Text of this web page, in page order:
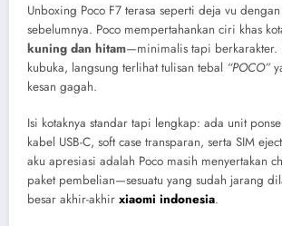
Unboxing Poco F7 terasa seperti deja vu
sebelumnya. Poco mempertahankan ciri khas
kuning dan hitam—minimalis tapi berkarakter.
kubuka, langsung terlihat tulisan tebal “POCO”
kesan gagah.
Isi kotaknya standar tapi lengkap: ada unit
kabel USB-C, soft case transparan, serta SIM
aku apresiasi adalah Poco masih menyertakan
paket pembelian—sesuatu yang sudah jarang
besar akhir-akhir xiaomi indonesia.